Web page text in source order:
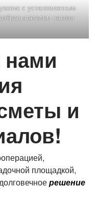
с установленным
навоза
нами
и
площадкой,
решение